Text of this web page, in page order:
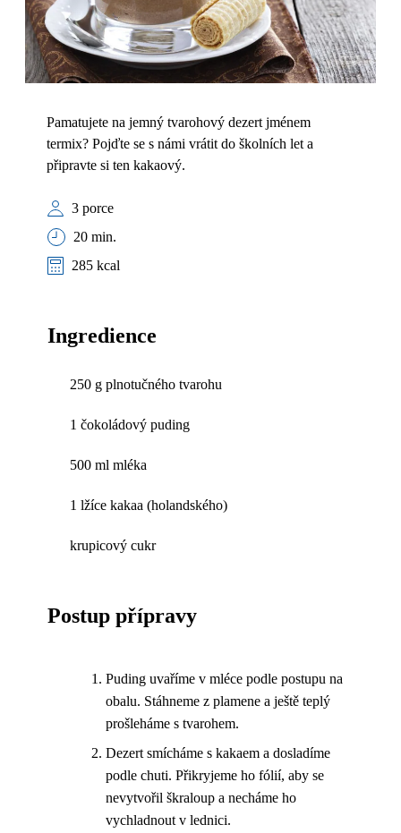
Pamatujete na jemný tvarohový dezert jménem
termix? Pojďte se s námi vrátit do školních let a
připravte si ten kakaový.
3 porce
20 min.
285 kcal
Ingredience
250 g plnotučného tvarohu
1 čokoládový puding
500 ml mléka
1 lžíce kakaa (holandského)
krupicový cukr
Postup přípravy
Puding uvaříme v mléce podle postupu na
obalu. Stáhneme z plamene a ještě teplý
prošleháme s tvarohem.
Dezert smícháme s kakaem a dosladíme
podle chuti. Přikryjeme ho fólií, aby se
nevytvořil škraloup a necháme ho
vychladnout v lednici.